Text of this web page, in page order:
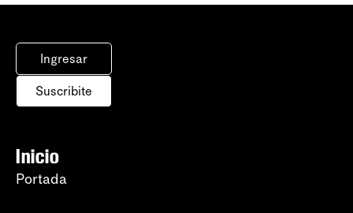
Ingresar
Suscribite
Inicio
Portada